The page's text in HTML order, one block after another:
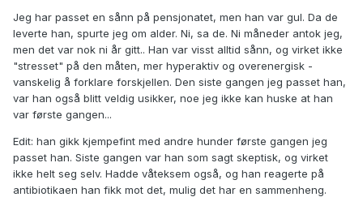
Jeg har passet en sånn på pensjonatet, men han var gul. Da de
leverte han, spurte jeg om alder. Ni, sa de. Ni måneder antok jeg,
men det var nok ni år gitt.. Han var visst alltid sånn, og virket ikke
"stresset" på den måten, mer hyperaktiv og overenergisk -
vanskelig å forklare forskjellen. Den siste gangen jeg passet han,
var han også blitt veldig usikker, noe jeg ikke kan huske at han
var første gangen...
Edit: han gikk kjempefint med andre hunder første gangen jeg
passet han. Siste gangen var han som sagt skeptisk, og virket
ikke helt seg selv. Hadde våteksem også, og han reagerte på
antibiotikaen han fikk mot det, mulig det har en sammenheng.